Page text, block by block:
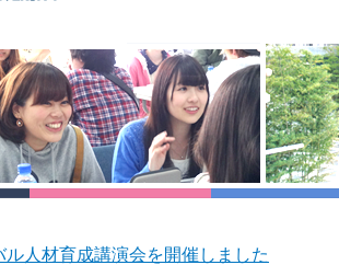
ル人材育成講演会を開催しました